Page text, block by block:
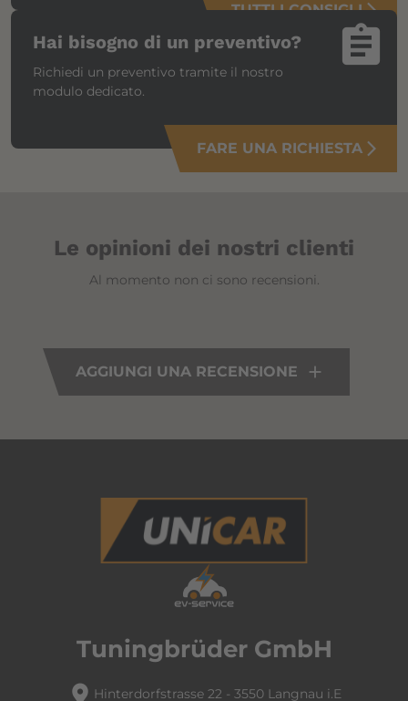
TUTTI I CONSIGLIarrow_forward_ios
assignment
Hai bisogno di un preventivo?
Richiedi un preventivo tramite il nostro
modulo dedicato.
FARE UNA RICHIESTA arrow_forward_ios
Le opinioni dei nostri clienti
Al momento non ci sono recensioni.
AGGIUNGI UNA RECENSIONE
Tuningbrüder GmbH
location_pin Hinterdorfstrasse 22 - 3550 Langnau i.E